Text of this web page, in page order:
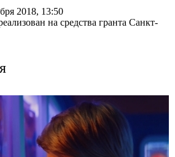
2018, 13:50
на средства гранта Санкт-